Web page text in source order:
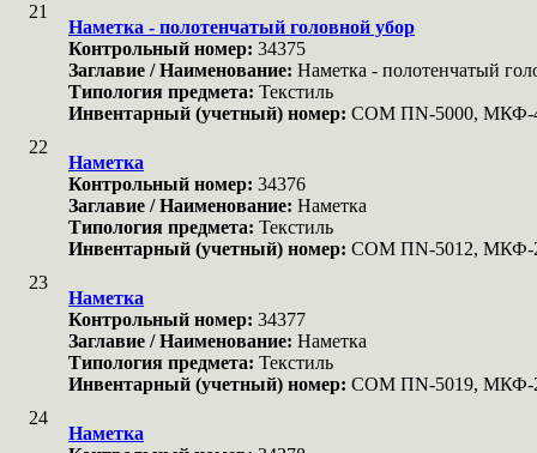
21
Наметка - полотенчатый головной убор
Контрольный номер: 34375
Заглавие / Наименование: Наметка - полотенчатый
Типология предмета: Текстиль
Инвентарный (учетный) номер: COM ПN-5000, МКФ-
22
Наметка
Контрольный номер: 34376
Заглавие / Наименование: Наметка
Типология предмета: Текстиль
Инвентарный (учетный) номер: COM ПN-5012, МКФ-
23
Наметка
Контрольный номер: 34377
Заглавие / Наименование: Наметка
Типология предмета: Текстиль
Инвентарный (учетный) номер: COM ПN-5019, МКФ-
24
Наметка